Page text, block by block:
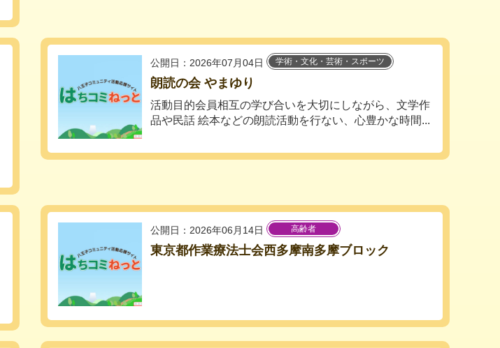
公開日：2026年07月04日 学術・文化・芸術・スポーツ
朗読の会 やまゆり
活動目的会員相互の学び合いを大切にしながら、文学作
品や民話 絵本などの朗読活動を行ない、心豊かな時間...
公開日：2026年06月14日 高齢者
東京都作業療法士会西多摩南多摩ブロック